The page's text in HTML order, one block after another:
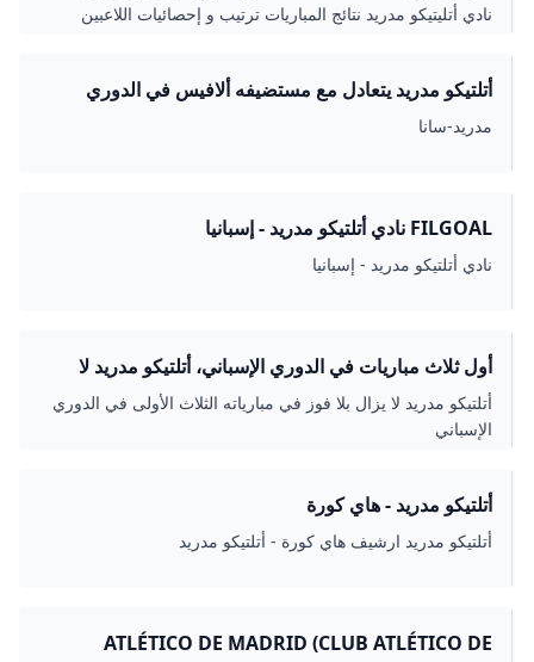
نادي أتليتيكو مدريد نتائج المباريات ترتيب و إحصائيات اللاعبين
أتلتيكو مدريد يتعادل مع مستضيفه ألافيس في الدوري
الإسباني - S A N A – الوكالة العربية السورية للأنباء
مدريد-سانا
FILGOAL نادي أتلتيكو مدريد - إسبانيا
نادي أتلتيكو مدريد - إسبانيا
أول ثلاث مباريات في الدوري الإسباني، أتلتيكو مدريد لا
يزال بلا فوز - جازيتا إكسبريس
أتلتيكو مدريد لا يزال بلا فوز في مبارياته الثلاث الأولى في الدوري
الإسباني
أتلتيكو مدريد - هاي كورة
أتلتيكو مدريد ارشيف هاي كورة - أتلتيكو مدريد
ATLÉTICO DE MADRID (CLUB ATLÉTICO DE